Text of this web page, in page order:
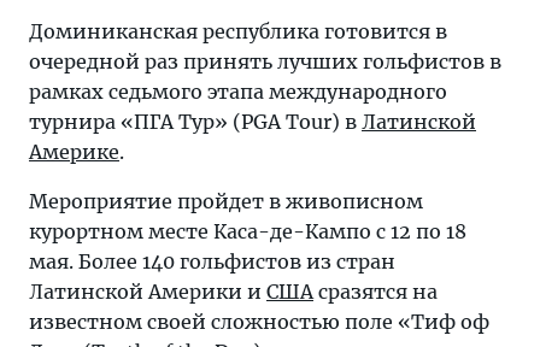
Доминиканская республика готовится в
очередной раз принять лучших гольфистов в
рамках седьмого этапа международного
турнира «ПГА Тур» (PGA Tour) в Латинской
Америке.
Мероприятие пройдет в живописном
курортном месте Каса-де-Кампо с 12 по 18
мая. Более 140 гольфистов из стран
Латинской Америки и СШАсразятся на
известном своей сложностью поле «Тиф оф